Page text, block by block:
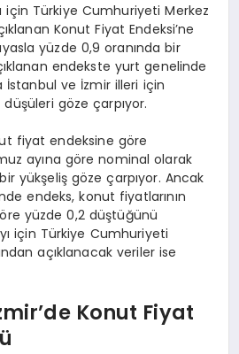
için Türkiye Cumhuriyeti Merkez
Konut Fiyat Endeksi’ne
yüzde 0,9 oranında bir
endekste yurt genelinde
İstanbul ve İzmir illeri için
göze çarpıyor.
fiyat endeksine göre
ayına göre nominal olarak
yükşeliş göze çarpıyor. Ancak
endeks, konut fiyatlarının
yüzde 0,2 düştüğünü
için Türkiye Cumhuriyeti
açıklanacak veriler ise
Konut Fiyat